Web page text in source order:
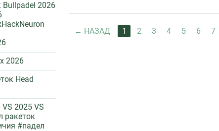
Bullpadel 2026
2026
Head
2025 VS
ракеток
#падел
НАЗАД 1 2 3 4 5 6 7